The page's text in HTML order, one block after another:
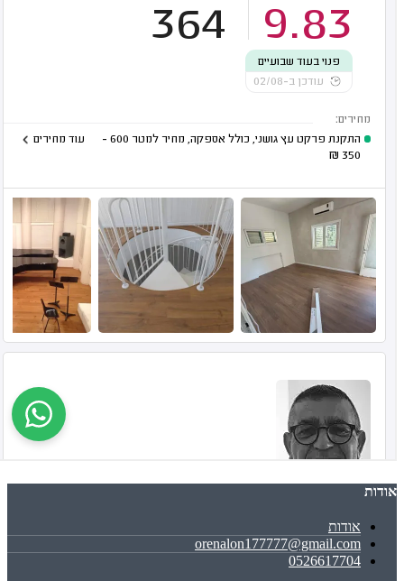
אודות
אודות
orenalon177777@gmail.com
0526617704